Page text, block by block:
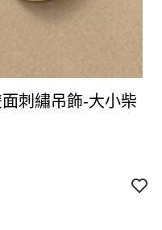
面刺繡吊飾-大小柴